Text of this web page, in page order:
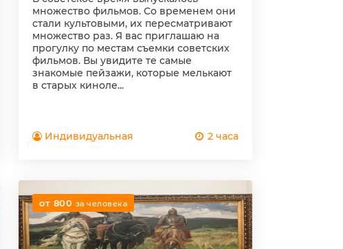
множество фильмов. Со временем они
стали культовыми, их пересматривают
множество раз. Я вас приглашаю на
прогулку по местам съемки советских
фильмов. Вы увидите те самые
знакомые пейзажи, которые мелькают
в старых киноле...
Индивидуальная 2 часа
от 800 за человека